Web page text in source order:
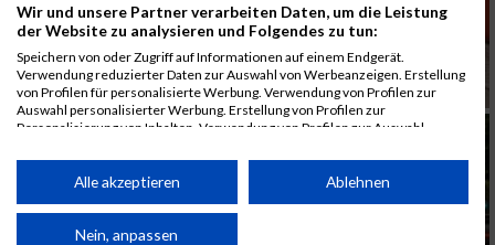
Wir und unsere Partner verarbeiten Daten, um die Leistung
der Website zu analysieren und Folgendes zu tun:
Speichern von oder Zugriff auf Informationen auf einem Endgerät.
Verwendung reduzierter Daten zur Auswahl von Werbeanzeigen. Erstellung
von Profilen für personalisierte Werbung. Verwendung von Profilen zur
Auswahl personalisierter Werbung. Erstellung von Profilen zur
Personalisierung von Inhalten. Verwendung von Profilen zur Auswahl
Performance von Inhalten. Analyse von Zielgruppen durch Statistiken oder
Kombinationen von Daten aus verschiedenen Quellen. Entwicklung und
von Inhalten.
Daten können außerhalb der Europäischen Union weitergegeben und in die
Alle akzeptieren Ablehnen
Nein, anpassen